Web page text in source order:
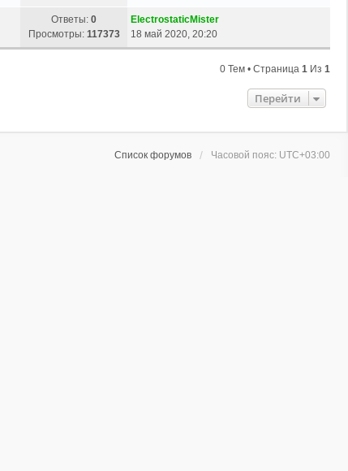
Ответы: 0
Просмотры: 117373
ElectrostaticMister
18 май 2020, 20:20
0 Тем • Страница 1 Из 1
Перейти
Список форумов Часовой пояс: UTC+03:00